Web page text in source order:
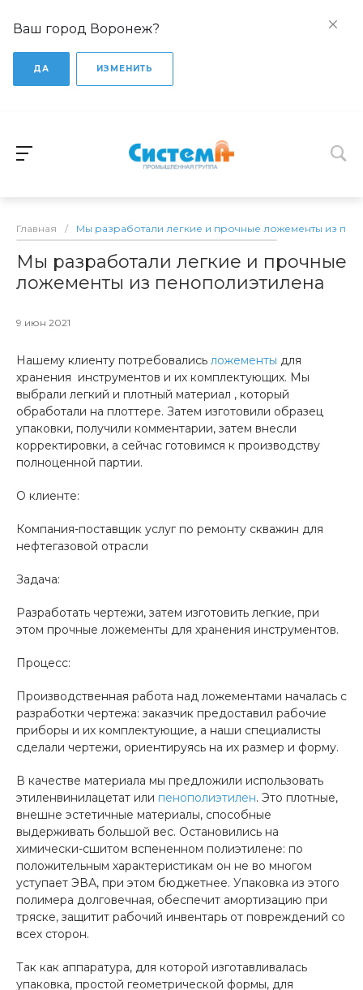
Ваш город Воронеж?
ДА ИЗМЕНИТЬ
Главная / Мы разработали легкие и прочные ложементы из
Мы разработали легкие и прочные
ложементы из пенополиэтилена
9 июн 2021
Нашему клиенту потребовались ложементы для
хранения инструментов и их комплектующих. Мы
выбрали легкий и плотный материал , который
обработали на плоттере. Затем изготовили образец
упаковки, получили комментарии, затем внесли
корректировки, а сейчас готовимся к производству
полноценной партии.
О клиенте:
Компания-поставщик услуг по ремонту скважин для
нефтегазовой отрасли
Задача:
Разработать чертежи, затем изготовить легкие, при
этом прочные ложементы для хранения инструментов.
Процесс:
Производственная работа над ложементами началась с
разработки чертежа: заказчик предоставил рабочие
приборы и их комплектующие, а наши специалисты
сделали чертежи, ориентируясь на их размер и форму.
В качестве материала мы предложили использовать
этиленвинилацетат или пенополиэтилен. Это плотные,
внешне эстетичные материалы, способные
выдерживать большой вес. Остановились на
химически-сшитом вспененном полиэтилене: по
положительным характеристикам он не во многом
уступает ЭВА, при этом бюджетнее. Упаковка из этого
полимера долговечная, обеспечит амортизацию при
тряске, защитит рабочий инвентарь от повреждений со
всех сторон.
Так как аппаратура, для которой изготавливалась
упаковка, простой геометрической формы, для